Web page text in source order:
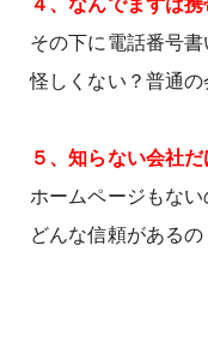
４、なんでまずは
その下に電話番号
怪しくない？普通の
５、知らない会社
ホームページもな
どんな信頼がある